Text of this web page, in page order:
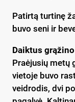
Patirtą turtinę
buvo seni ir
Daiktus
Praėjusių metų
vietoje buvo
veidrodis, dvi